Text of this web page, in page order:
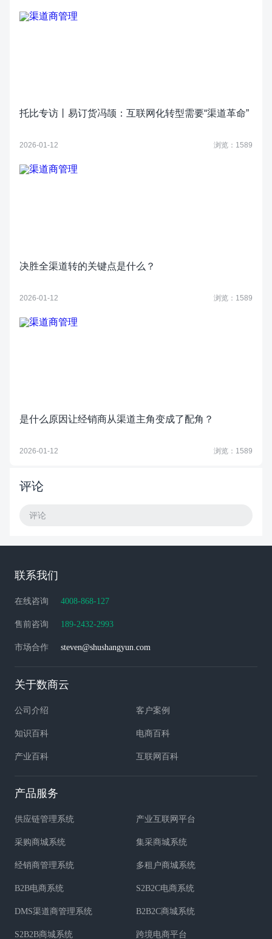
托比专访丨易订货冯颉：互联网化转型需要“渠道革命”
2026-01-12 浏览：1589
决胜全渠道转的关键点是什么？
2026-01-12 浏览：1589
是什么原因让经销商从渠道主角变成了配角？
2026-01-12 浏览：1589
评论
评论
联系我们
在线咨询 4008-868-127
售前咨询 189-2432-2993
市场合作 steven@shushangyun.com
关于数商云
公司介绍 客户案例
知识百科 电商百科
产业百科 互联网百科
产品服务
供应链管理系统 产业互联网平台
采购商城系统 集采商城系统
经销商管理系统 多租户商城系统
B2B电商系统 S2B2C电商系统
DMS渠道商管理系统 B2B2C商城系统
S2B2B商城系统 跨境电商平台